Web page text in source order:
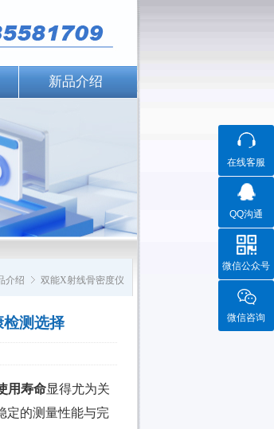
新品介绍
介绍 双能X射线骨密度仪
测选择
用寿命显得尤为关
定的测量性能与完
在线客服
QQ沟通
微信公众号
微信咨询